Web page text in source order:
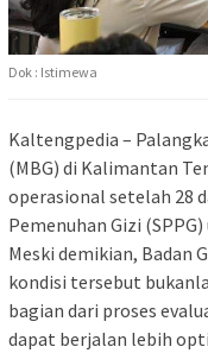
Dok : Istimewa
Kaltengpedia –
(MBG) di Kalimantan
operasional setelah 28
Pemenuhan Gizi
Meski demikian, Badan
kondisi tersebut
bagian dari proses
dapat berjalan lebih